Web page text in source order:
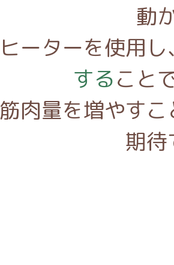
動
ヒーターを使用し
すること
筋肉量を増やす
期